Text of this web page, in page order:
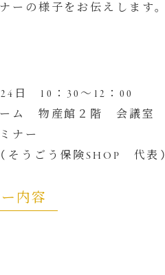
ーの様子をお伝えします。
日 10：30～12：00
ーム 物産館２階 会議室
ナー
うごう保険SHOP 代表）
内容